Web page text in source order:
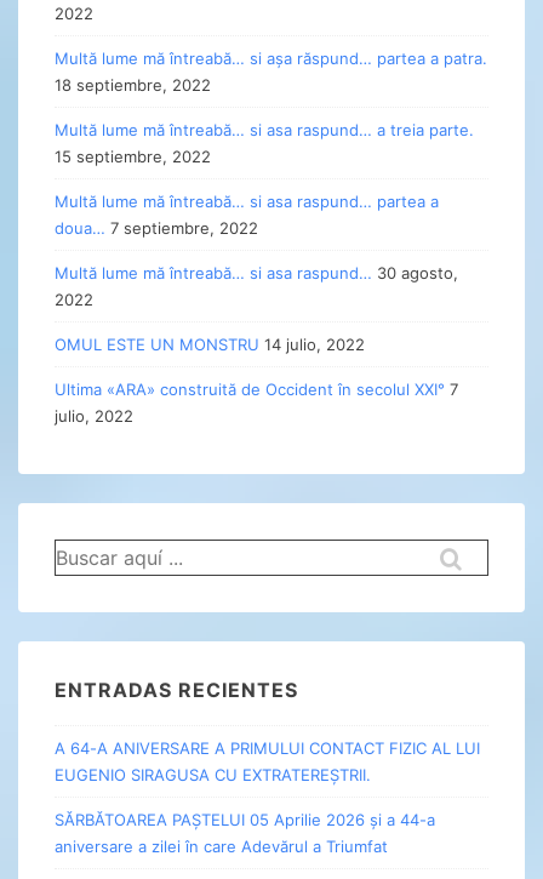
2022
Multă lume mă întreabă… si așa răspund… partea a patra.
18 septiembre, 2022
Multă lume mă întreabă… si asa raspund… a treia parte.
15 septiembre, 2022
Multă lume mă întreabă… si asa raspund… partea a
doua… 7 septiembre, 2022
Multă lume mă întreabă… si asa raspund… 30 agosto,
2022
OMUL ESTE UN MONSTRU 14 julio, 2022
Ultima «ARA» construită de Occident în secolul XXI° 7
julio, 2022
Buscar
por:
ENTRADAS RECIENTES
A 64-A ANIVERSARE A PRIMULUI CONTACT FIZIC AL LUI
EUGENIO SIRAGUSA CU EXTRATEREȘTRII.
SĂRBĂTOAREA PAȘTELUI 05 Aprilie 2026 și a 44-a
aniversare a zilei în care Adevărul a Triumfat